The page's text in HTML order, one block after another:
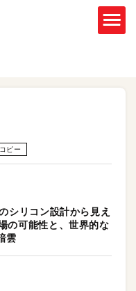
ピー
シリコン設計から見え
の可能性と、世界的な
雲